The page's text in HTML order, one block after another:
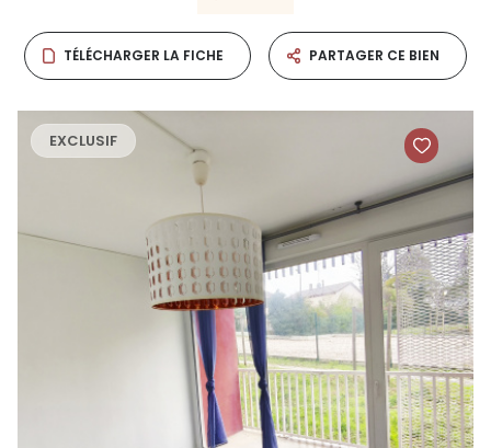
TÉLÉCHARGER LA FICHE PARTAGER CE BIEN
EXCLUSIF